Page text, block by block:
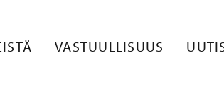
VASTUULLISUUS